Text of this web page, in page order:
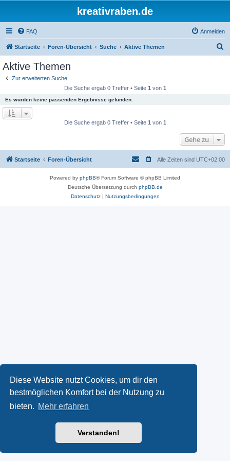
Diese Website nutzt Cookies, um dir den
bestmöglichen Komfort bei der Nutzung zu
bieten. Mehr erfahren
Verstanden!
kreativraben.de
FAQ Anmelden
Startseite Foren-Übersicht Suche Aktive Themen
Aktive Themen
Zur erweiterten Suche
Die Suche ergab 0 Treffer • Seite 1 von 1
Es wurden keine passenden Ergebnisse gefunden.
Die Suche ergab 0 Treffer • Seite 1 von 1
Gehe zu
Startseite Foren-Übersicht Alle Zeiten sind UTC+02:00
Powered by phpBB® Forum Software © phpBB Limited
Deutsche Übersetzung durch phpBB.de
Datenschutz| Nutzungsbedingungen